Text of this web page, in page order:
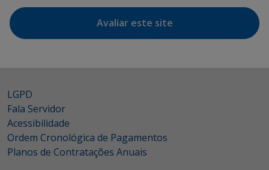
Avaliar este site
LGPD
Fala Servidor
Acessibilidade
Ordem Cronológica de Pagamentos
Planos de Contratações Anuais